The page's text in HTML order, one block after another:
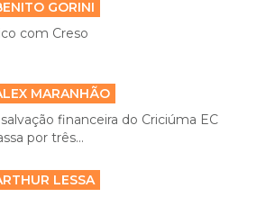
GORINI
com Creso
MARANHÃO
financeira do Criciúma EC
por três...
LESSA